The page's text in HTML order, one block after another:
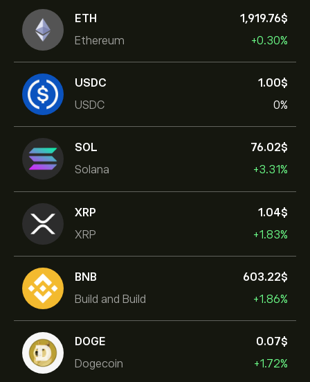
ETH
Ethereum
1,919.76‎$‎
+0.30%
USDC
USDC
1.00‎$‎
0%
SOL
Solana
76.02‎$‎
+3.31%
XRP
XRP
1.04‎$‎
+1.83%
BNB
Build and Build
603.22‎$‎
+1.86%
DOGE
Dogecoin
0.07‎$‎
+1.72%